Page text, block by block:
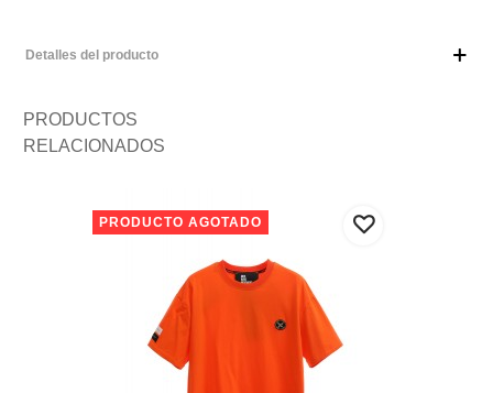
Detalles del producto
PRODUCTOS
RELACIONADOS
PRODUCTO AGOTADO